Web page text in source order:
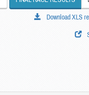
Download XLS